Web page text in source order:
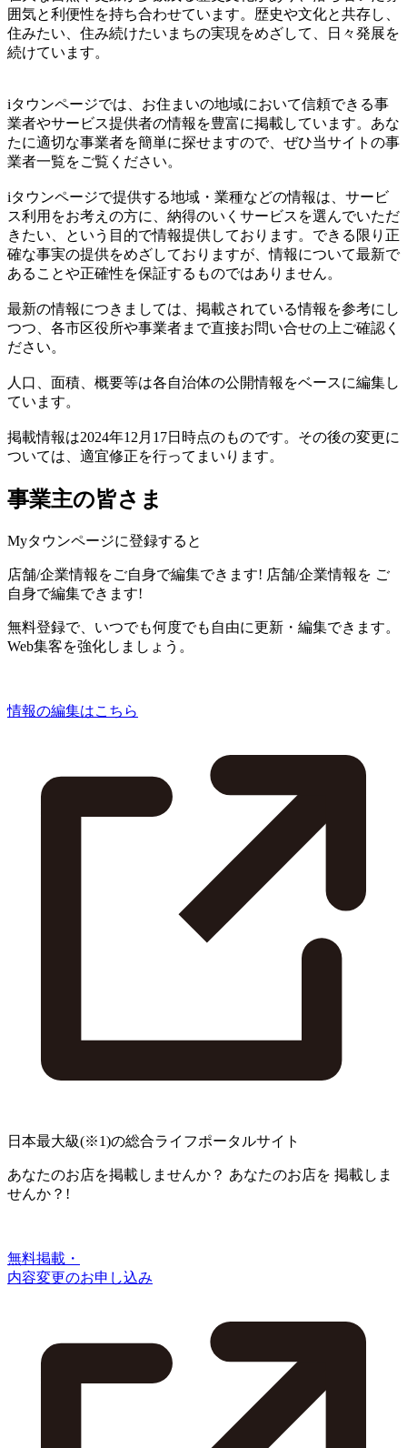
囲気と利便性を持ち合わせています。歴史や文化と共存し、
住みたい、住み続けたいまちの実現をめざして、日々発展を
続けています。
iタウンページでは、お住まいの地域において信頼できる事
業者やサービス提供者の情報を豊富に掲載しています。あな
たに適切な事業者を簡単に探せますので、ぜひ当サイトの事
業者一覧をご覧ください。
iタウンページで提供する地域・業種などの情報は、サービ
ス利用をお考えの方に、納得のいくサービスを選んでいただ
きたい、という目的で情報提供しております。できる限り正
確な事実の提供をめざしておりますが、情報について最新で
あることや正確性を保証するものではありません。
最新の情報につきましては、掲載されている情報を参考にし
つつ、各市区役所や事業者まで直接お問い合せの上ご確認く
ださい。
人口、面積、概要等は各自治体の公開情報をベースに編集し
ています。
掲載情報は2024年12月17日時点のものです。その後の変更に
ついては、適宜修正を行ってまいります。
事業主の皆さま
Myタウンページに登録すると
店舗/企業情報をご自身で編集できます! 店舗/企業情報を ご
自身で編集できます!
無料登録で、いつでも何度でも自由に更新・編集できます。
Web集客を強化しましょう。
情報の編集はこちら
日本最大級(※1)の総合ライフポータルサイト
あなたのお店を掲載しませんか？ あなたのお店を 掲載しま
せんか？!
無料掲載・
内容変更のお申し込み